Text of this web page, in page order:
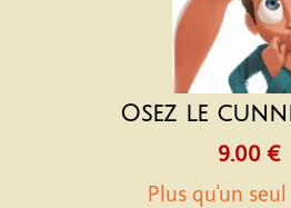
Osez le
9.00 €
Plus qu'un